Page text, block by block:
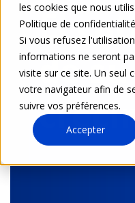
les cookies que nous
Politique de
Si vous refusez
informations ne seront
visite sur ce site. Un seul
votre navigateur afin de
suivre vos préférences.
Accepter
El
de su